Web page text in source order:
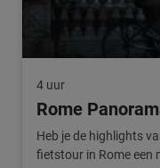
4 uur
Rome
Heb je de highlights
fietstour in Rome een